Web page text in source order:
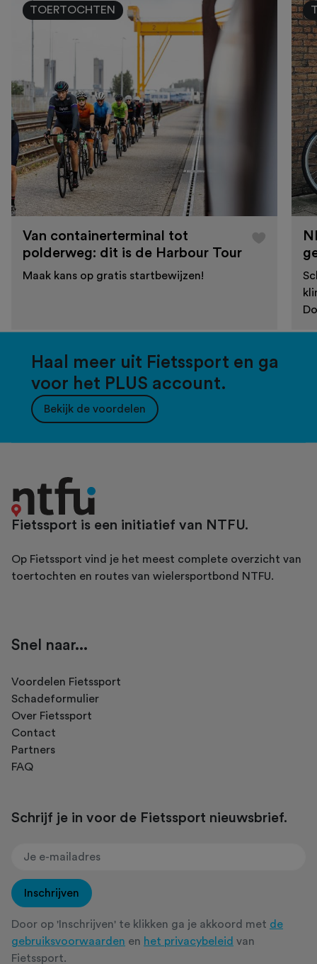
TOERTOCHTEN
Van containerterminal tot
polderweg: dit is de Harbour Tour
Maak kans op gratis startbewijzen!
Haal meer uit Fietssport en ga
voor het PLUS account.
Bekijk de voordelen
Fietssport is een initiatief van NTFU.
Op Fietssport vind je het meest complete overzicht van
toertochten en routes van wielersportbond NTFU.
Snel naar...
Voordelen Fietssport
Schadeformulier
Over Fietssport
Contact
Partners
FAQ
Schrijf je in voor de Fietssport nieuwsbrief.
Inschrijven
Door op 'Inschrijven' te klikken ga je akkoord met de
gebruiksvoorwaarden en het privacybeleid van
Fietssport.